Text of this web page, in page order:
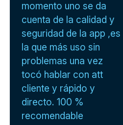
momento uno se da
cuenta de la calidad y
seguridad de la app ,es
la que más uso sin
problemas una vez
tocó hablar con att
cliente y rápido y
directo. 100 %
recomendable